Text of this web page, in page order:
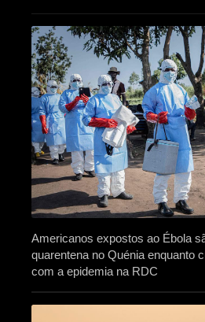
Americanos expostos ao Ébola
quarentena no Quénia enquanto
com a epidemia na RDC